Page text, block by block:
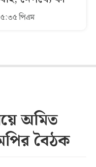
পিএম
অমিত
বৈঠক